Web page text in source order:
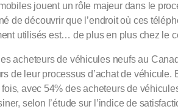
jouent un rôle majeur dans le
de découvrir que l’endroit où ces
utilisés est… de plus en plus chez le
acheteurs de véhicules neufs au
de leur processus d’achat de véhicule.
avec 54% des acheteurs de
selon l’étude sur l’indice de